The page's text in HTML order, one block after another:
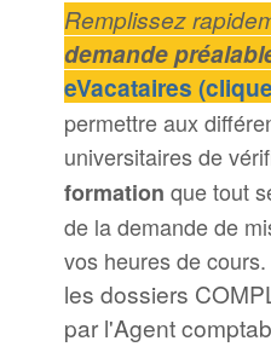
Remplissez
demande
eVacataires
permettre aux
universitaires de
formationque tout
de la demande de
vos heures de
les dossiers
par l'Agent